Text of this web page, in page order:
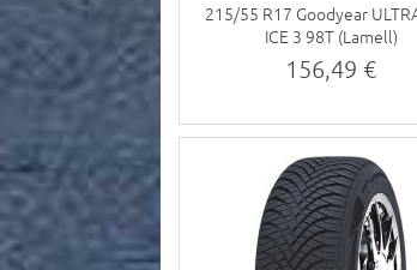
215/55 R17 Goodyear
ICE 3 98T (Lamell)
156,49 €